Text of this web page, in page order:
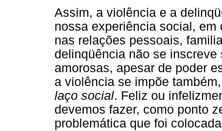
Assim, a violência e a
nossa experiência social,
nas relações pessoais,
delinqüência não se
amorosas, apesar de poder
a violência se impõe
laço social. Feliz ou
devemos fazer, como ponto
problemática que foi